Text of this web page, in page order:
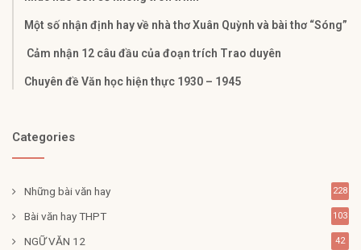
Một số nhận định hay về nhà thơ Xuân Quỳnh và bài thơ “Sóng”
Cảm nhận 12 câu đầu của đoạn trích Trao duyên
Chuyên đề Văn học hiện thực 1930 – 1945
Categories
Những bài văn hay 228
Bài văn hay THPT 103
NGỮ VĂN 12 42